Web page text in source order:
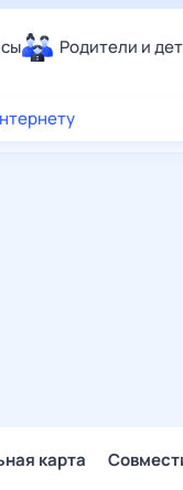
Родители и
Еда
карта